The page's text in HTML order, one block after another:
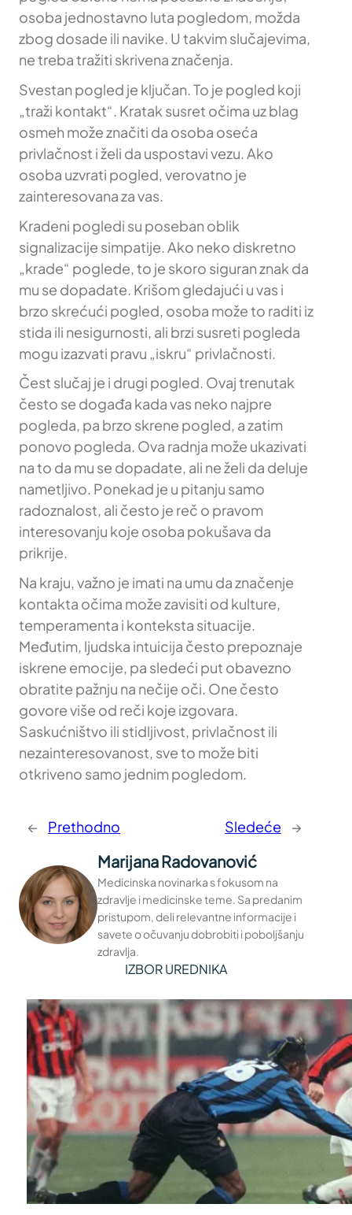
osoba jednostavno luta pogledom, možda
zbog dosade ili navike. U takvim slučajevima,
ne treba tražiti skrivena značenja.
Svestan pogled je ključan. To je pogled koji
„traži kontakt“. Kratak susret očima uz blag
osmeh može značiti da osoba oseća
privlačnost i želi da uspostavi vezu. Ako
osoba uzvrati pogled, verovatno je
zainteresovana za vas.
Kradeni pogledi su poseban oblik
signalizacije simpatije. Ako neko diskretno
„krade“ poglede, to je skoro siguran znak da
mu se dopadate. Krišom gledajući u vas i
brzo skrećući pogled, osoba može to raditi iz
stida ili nesigurnosti, ali brzi susreti pogleda
mogu izazvati pravu „iskru“ privlačnosti.
Čest slučaj je i drugi pogled. Ovaj trenutak
često se događa kada vas neko najpre
pogleda, pa brzo skrene pogled, a zatim
ponovo pogleda. Ova radnja može ukazivati
na to da mu se dopadate, ali ne želi da deluje
nametljivo. Ponekad je u pitanju samo
radoznalost, ali često je reč o pravom
interesovanju koje osoba pokušava da
prikrije.
Na kraju, važno je imati na umu da značenje
kontakta očima može zavisiti od kulture,
temperamenta i konteksta situacije.
Međutim, ljudska intuicija često prepoznaje
iskrene emocije, pa sledeći put obavezno
obratite pažnju na nečije oči. One često
govore više od reči koje izgovara.
Saskućništvo ili stidljivost, privlačnost ili
nezainteresovanost, sve to može biti
otkriveno samo jednim pogledom.
← Prethodno Sledeće →
Marijana Radovanović
Medicinska novinarka s fokusom na
zdravlje i medicinske teme. Sa predanim
pristupom, deli relevantne informacije i
savete o očuvanju dobrobiti i poboljšanju
zdravlja.
IZBOR UREDNIKA